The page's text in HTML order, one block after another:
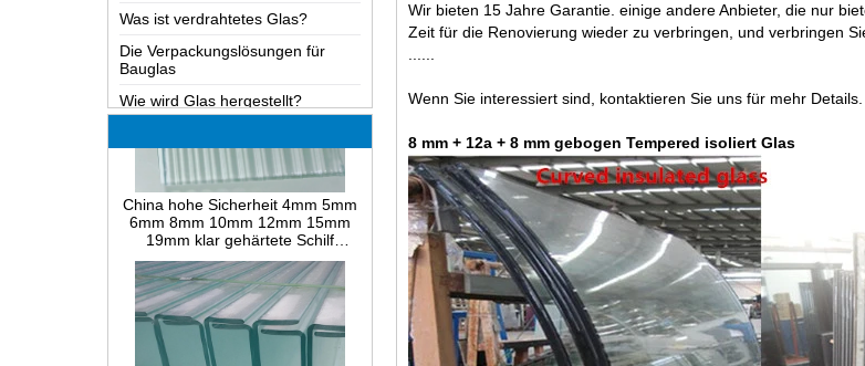
Die Verpackungslösungen für
Wie wird Glas hergestellt?
Wie funktioniert ein Zwei-Wege-
Spiegel?
Das umfangreichste Wissen des
Glases LOW-E
Mögliche Ursachen für Defekte in
Verbundglas und Lösungen
Wie realisiert man heißes Biegen,
kaltes Biegen oder Laminieren
von Glas?
Unterschied zwischen
teilvorgespanntem Glas und voll
vorgespanntem Sicherheitsglas
China hohe Sicherheit 4mm 5mm
6mm 8mm 10mm 12mm 15mm
19mm klar gehärtete Schilf
geriffelte La-Wave Rippenglas
Hersteller
Wir bieten 15 Jahre Garantie. einige andere Anbieter, die nur
Zeit für die Renovierung wieder zu verbringen, und verbringen
Wenn Sie interessiert sind, kontaktieren Sie uns für mehr Details.
8 mm + 12a + 8 mm gebogen Tempered isoliert Glas